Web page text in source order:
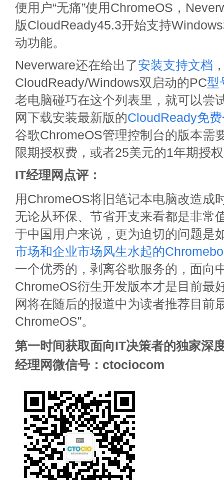
便用户“无痛”使用ChromeOS，
版CloudReady45.3开始支持
动功能。
Neverware还在给出了安装支持文档
CloudReady/Windows双启动的PC型
老电脑碰巧在这个列表里，就可以尝
网下载安装最新版的CloudReady免
谷歌ChromeOS管理控制台的版本需
限期授权费，或者25美元的1年期授
IT经理网点评：
用ChromeOS将旧笔记本电脑改造成
无论从环保、节省开支来看都是非常
于中国用户来说，更为迫切的问题是
市场和企业市场风生水起的
一个优秀的，剥离谷歌服务的，面向
ChromeOS衍生开发版本才是目前最
网将在随后的报道中为读者推荐目前
ChromeOS”。
第一时间获取面向IT决策者的独家深
经理网微信号：ctociocom